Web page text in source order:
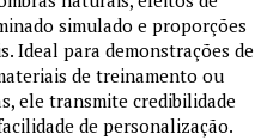
simulado e proporções
Ideal para demonstrações de
de treinamento ou
ele transmite credibilidade
de personalização.